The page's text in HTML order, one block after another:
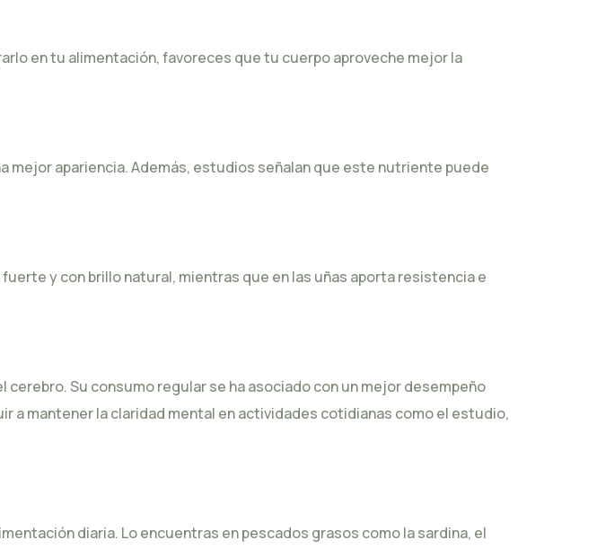
en tu alimentación, favoreces que tu cuerpo aproveche mejor la
mejor apariencia. Además, estudios señalan que este nutriente puede
y con brillo natural, mientras que en las uñas aporta resistencia e
Su consumo regular se ha asociado con un mejor desempeño
a mantener la claridad mental en actividades cotidianas como el estudio,
diaria. Lo encuentras en pescados grasos como lasardina, el